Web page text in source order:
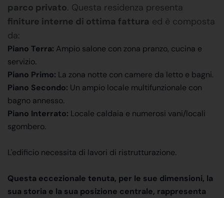
parco privato. Questa residenza presenta
finiture interne di ottima fattura ed è composta
da:
Piano Terra: Ampio salone con zona pranzo, cucina e
servizio.
Piano Primo: La zona notte con camere da letto e bagni.
Piano Secondo: Un ampio locale multifunzionale con
bagno annesso.
Piano Interrato: Locale caldaia e numerosi vani/locali
sgombero.
L'edificio necessita di lavori di ristrutturazione.
Questa eccezionale tenuta, per le sue dimensioni, la
sua storia e la sua posizione centrale, rappresenta